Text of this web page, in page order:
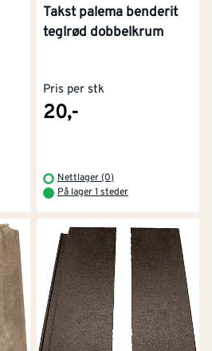
Takst palema benderit
teglrød dobbelkrum
Pris per stk
20,-
Nettlager (0)
På lager 1 steder